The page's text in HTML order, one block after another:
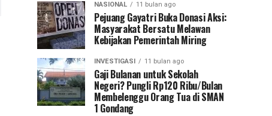
NASIONAL 11 bulan ago
Pejuang Gayatri Buka Donasi Aksi:
Masyarakat Bersatu Melawan
Kebijakan Pemerintah Miring
INVESTIGASI 11 bulan ago
Gaji Bulanan untuk Sekolah
Negeri? Pungli Rp120 Ribu/Bulan
Membelenggu Orang Tua di SMAN
1 Gondang